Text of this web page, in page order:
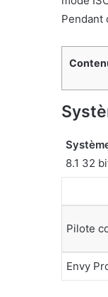
Pendant
8.1 32
Pilote
Envy